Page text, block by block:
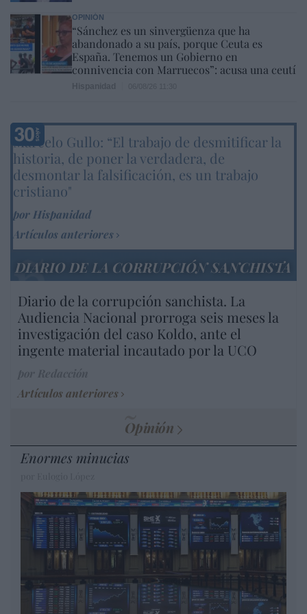
OPINIÓN
“Sánchez es un sinvergüenza que ha
abandonado a su país, porque Ceuta es
España. Tenemos un Gobierno en
connivencia con Marruecos”: acusa una ceutí
Marcelo Gullo: “El trabajo de desmitificar la
historia, de poner la verdadera, de
desmontar la falsificación, es un trabajo
cristiano"
por Hispanidad
Artículos anteriores
DIARIO DE LA CORRUPCIÓN SANCHISTA
Diario de la corrupción sanchista. La
Audiencia Nacional prorroga seis meses la
investigación del caso Koldo, ante el
ingente material incautado por la UCO
Artículos anteriores
Opinión
Enormes minucias